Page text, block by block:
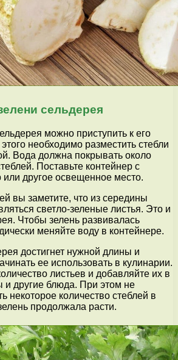
сельдерея
можно приступить к его
необходимо разместить стебли
Вода должна покрывать около
Поставьте контейнер с
или другое освещенное место.
вы заметите, что из середины
светло-зеленые листья. Это и
Чтобы зелень развивалась
меняйте воду в контейнере.
достигнет нужной длины и
ее использовать в кулинарии.
листьев и добавляйте их в
и другие блюда. При этом не
некоторое количество стеблей в
продолжала расти.